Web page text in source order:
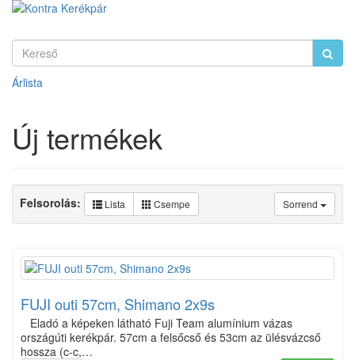
Árlista
Új termékek
Sorrend
Felsorolás: Lista Csempe
FUJI outi 57cm, Shimano 2x9s
Eladó a képeken látható Fuji Team alumínium vázas
országúti kerékpár. 57cm a felsőcső és 53cm az ülésvázcső
hossza (c-c,…